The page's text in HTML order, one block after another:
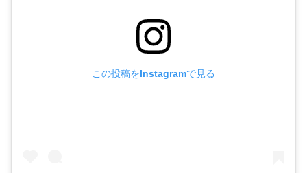
この投稿をInstagramで見る